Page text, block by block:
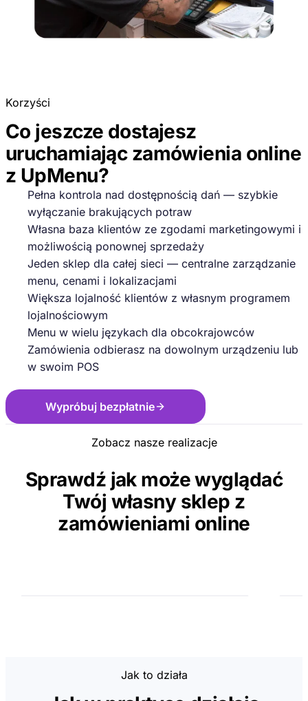
Korzyści
Co jeszcze dostajesz
uruchamiając zamówienia online
z UpMenu?
Pełna kontrola nad dostępnością dań — szybkie
wyłączanie brakujących potraw
Własna baza klientów ze zgodami marketingowymi i
możliwością ponownej sprzedaży
Jeden sklep dla całej sieci — centralne zarządzanie
menu, cenami i lokalizacjami
Większa lojalność klientów z własnym programem
lojalnościowym
Menu w wielu językach dla obcokrajowców
Zamówienia odbierasz na dowolnym urządzeniu lub
w swoim POS
Wypróbuj bezpłatnie
Zobacz nasze realizacje
Sprawdź jak może wyglądać
Twój własny sklep z
zamówieniami online
Jak to działa